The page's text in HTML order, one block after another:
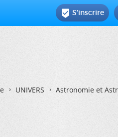
 S'inscrire
UNIVERS Astronomie et